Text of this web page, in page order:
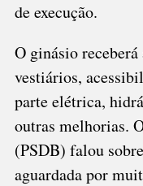
de execução.
O ginásio receberá
vestiários,
parte elétrica,
outras melhorias.
(PSDB) falou
aguardada por